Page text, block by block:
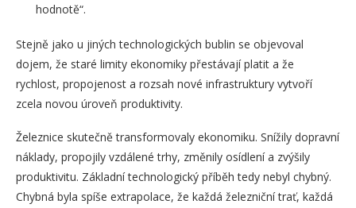
hodnotě“.
Stejně jako u jiných technologických bublin se objevoval
dojem, že staré limity ekonomiky přestávají platit a že
rychlost, propojenost a rozsah nové infrastruktury vytvoří
zcela novou úroveň produktivity.
Železnice skutečně transformovaly ekonomiku. Snížily dopravní
náklady, propojily vzdálené trhy, změnily osídlení a zvýšily
produktivitu. Základní technologický příběh tedy nebyl chybný.
Chybná byla spíše extrapolace, že každá železniční trať, každá